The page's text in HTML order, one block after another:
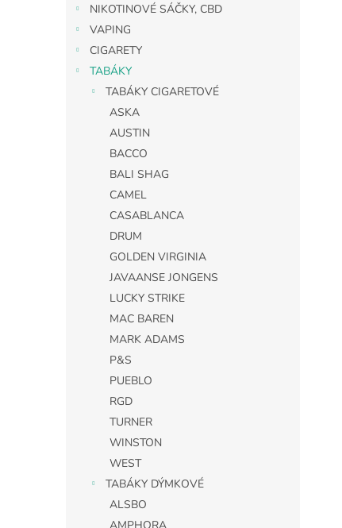
NIKOTINOVÉ SÁČKY, CBD
VAPING
CIGARETY
TABÁKY
TABÁKY CIGARETOVÉ
ASKA
AUSTIN
BACCO
BALI SHAG
CAMEL
CASABLANCA
DRUM
GOLDEN VIRGINIA
JAVAANSE JONGENS
LUCKY STRIKE
MAC BAREN
MARK ADAMS
P&S
PUEBLO
RGD
TURNER
WINSTON
WEST
TABÁKY DÝMKOVÉ
ALSBO
AMPHORA